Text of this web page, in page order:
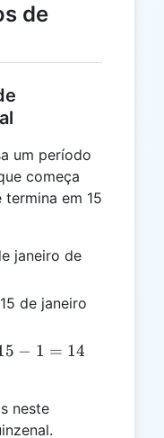
de
um período
começa
em 15
janeiro de
de janeiro
− 1 = 14
neste